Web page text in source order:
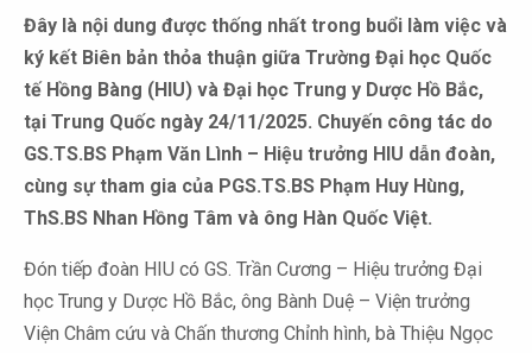
Đây là nội dung được thống nhất trong buổi làm việc và
ký kết Biên bản thỏa thuận giữa Trường Đại học Quốc
tế Hồng Bàng (HIU) và Đại học Trung y Dược Hồ Bắc,
tại Trung Quốc ngày 24/11/2025. Chuyến công tác do
GS.TS.BS Phạm Văn Lình – Hiệu trưởng HIU dẫn đoàn,
cùng sự tham gia của PGS.TS.BS Phạm Huy Hùng,
ThS.BS Nhan Hồng Tâm và ông Hàn Quốc Việt.
Đón tiếp đoàn HIU có GS. Trần Cương – Hiệu trưởng Đại
học Trung y Dược Hồ Bắc, ông Bành Duệ – Viện trưởng
Viện Châm cứu và Chấn thương Chỉnh hình, bà Thiệu Ngọc